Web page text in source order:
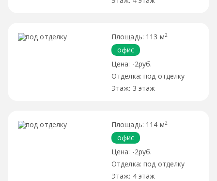
113 м2
офис
-2руб.
под отделку
3 этаж
114 м2
офис
-2руб.
под отделку
4 этаж